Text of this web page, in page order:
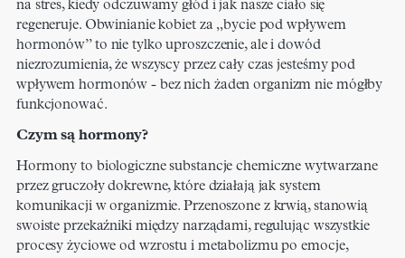
na stres, kiedy odczuwamy głód i jak nasze ciało się
regeneruje. Obwinianie kobiet za „bycie pod wpływem
hormonów” to nie tylko uproszczenie, ale i dowód
niezrozumienia, że wszyscy przez cały czas jesteśmy pod
wpływem hormonów - bez nich żaden organizm nie mógłby
funkcjonować.
Czym są hormony?
Hormony to biologiczne substancje chemiczne wytwarzane
przez gruczoły dokrewne, które działają jak system
komunikacji w organizmie. Przenoszone z krwią, stanowią
swoiste przekaźniki między narządami, regulując wszystkie
procesy życiowe od wzrostu i metabolizmu po emocje,